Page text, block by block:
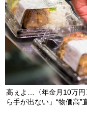
高ぇよ…〈年金月10万円
ら手が出ない」“物価高”